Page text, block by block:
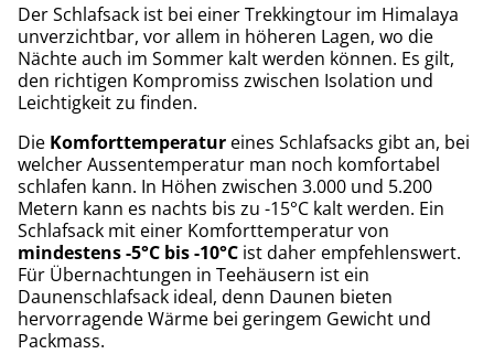
Der Schlafsack ist bei einer Trekkingtour im Himalaya
unverzichtbar, vor allem in höheren Lagen, wo die
Nächte auch im Sommer kalt werden können. Es gilt,
den richtigen Kompromiss zwischen Isolation und
Leichtigkeit zu finden.
Die Komforttemperatur eines Schlafsacks gibt an, bei
welcher Aussentemperatur man noch komfortabel
schlafen kann. In Höhen zwischen 3.000 und 5.200
Metern kann es nachts bis zu -15°C kalt werden. Ein
Schlafsack mit einer Komforttemperatur von
mindestens -5°C bis -10°C ist daher empfehlenswert.
Für Übernachtungen in Teehäusern ist ein
Daunenschlafsack ideal, denn Daunen bieten
hervorragende Wärme bei geringem Gewicht und
Packmass.